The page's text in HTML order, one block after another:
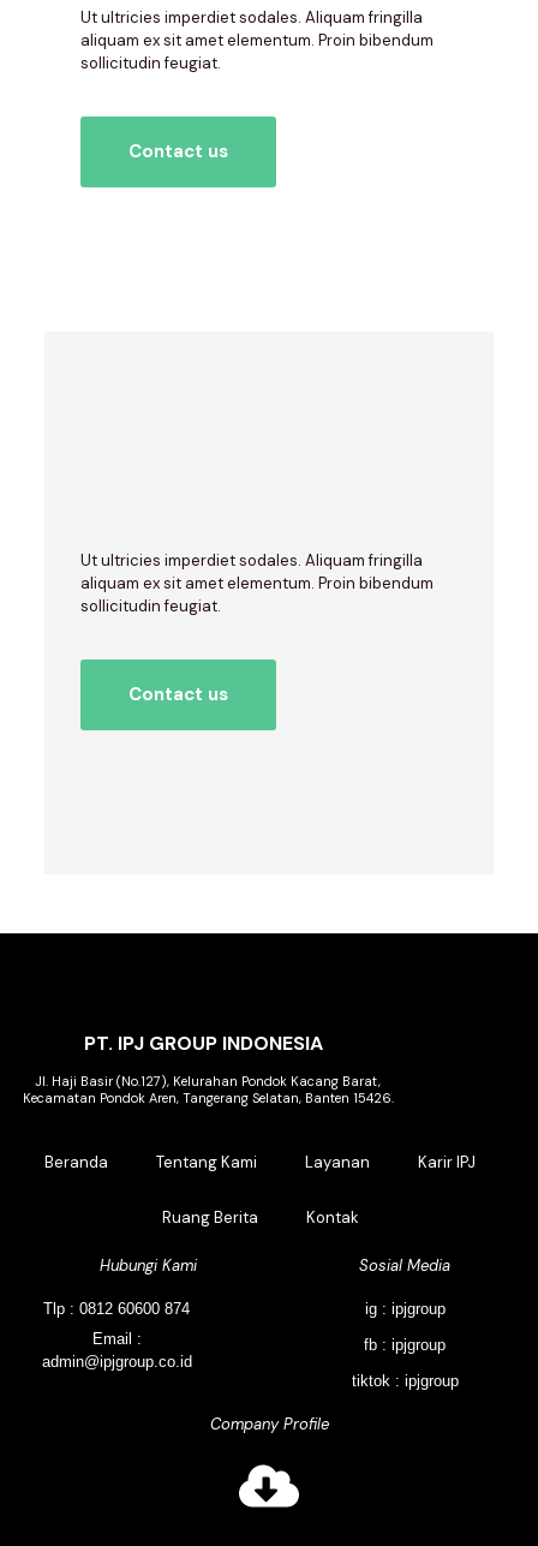
Ut ultricies imperdiet sodales. Aliquam fringilla
aliquam ex sit amet elementum. Proin bibendum
sollicitudin feugiat.
Contact us
Ut ultricies imperdiet sodales. Aliquam fringilla
aliquam ex sit amet elementum. Proin bibendum
sollicitudin feugiat.
Contact us
PT. IPJ GROUP INDONESIA
Jl. Haji Basir (No.127), Kelurahan Pondok Kacang Barat,
Kecamatan Pondok Aren, Tangerang Selatan, Banten 15426.
Beranda Tentang Kami Layanan Karir IPJ
Ruang Berita Kontak
Hubungi Kami
Tlp : 0812 60600 874
Email :
admin@ipjgroup.co.id
Sosial Media
ig : ipjgroup
fb : ipjgroup
tiktok : ipjgroup
Company Profile